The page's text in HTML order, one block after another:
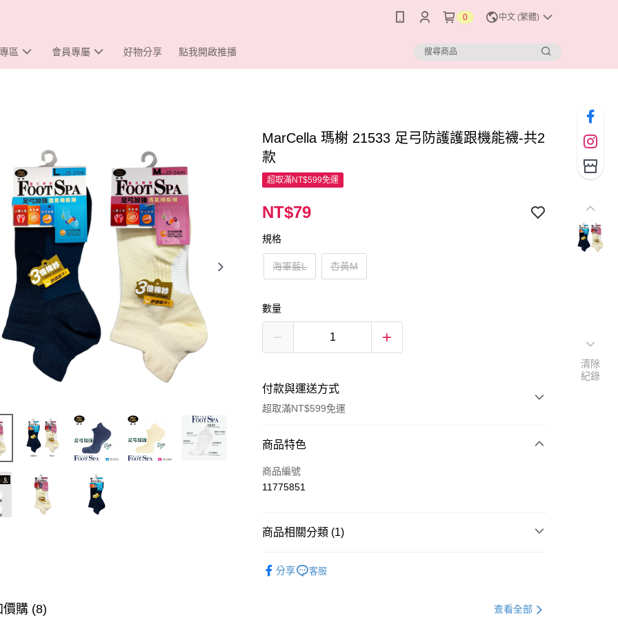
0 中文 (繁體)
區 會員專屬 好物分享 點我開啟推播
MarCella 瑪榭 21533 足弓防護護跟機能襪-共2
款
超取滿NT$599免運
NT$79
規格
海軍藍L 杏黃M
數量
付款與運送方式
超取滿NT$599免運
付款方式
信用卡一次付款
街口支付
商品特色
商品編號
11775851
商品相關分類 (1)
分享
客服
價購 (8) 查看全部
清除
紀錄